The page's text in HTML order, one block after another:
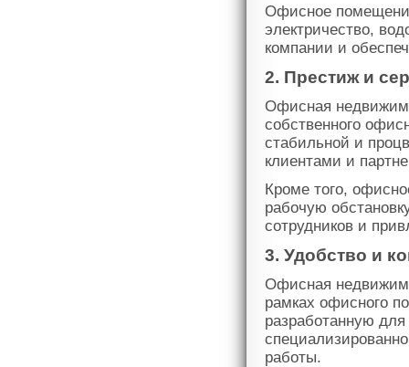
Офисное
электричество,
компании и
2. Престиж и
Офисная
собственного
стабильной и
клиентами и
Кроме того,
рабочую
сотрудников и
3. Удобство и
Офисная
рамках офисного
разработанную
работы.